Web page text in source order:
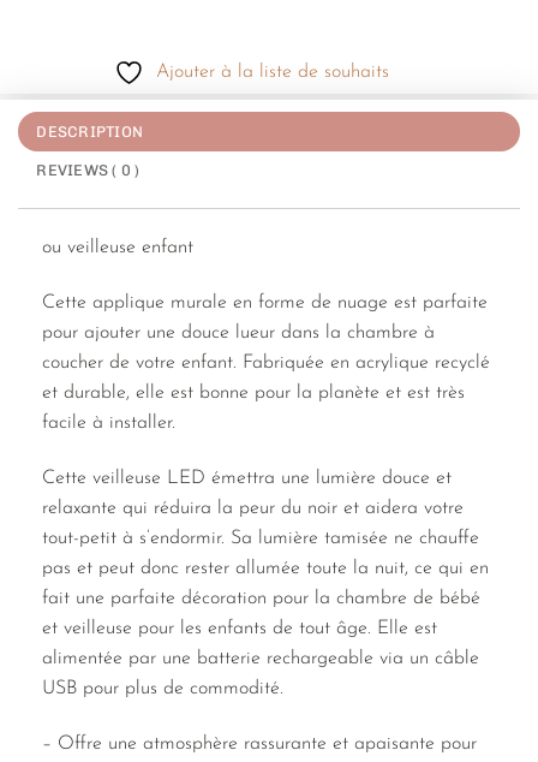
Ajouter à la liste de souhaits
DESCRIPTION
REVIEWS ( 0 )
ou veilleuse enfant
Cette applique murale en forme de nuage est parfaite
pour ajouter une douce lueur dans la chambre à
coucher de votre enfant. Fabriquée en acrylique recyclé
et durable, elle est bonne pour la planète et est très
facile à installer.
Cette veilleuse LED émettra une lumière douce et
relaxante qui réduira la peur du noir et aidera votre
tout-petit à s’endormir. Sa lumière tamisée ne chauffe
pas et peut donc rester allumée toute la nuit, ce qui en
fait une parfaite décoration pour la chambre de bébé
et veilleuse pour les enfants de tout âge. Elle est
alimentée par une batterie rechargeable via un câble
USB pour plus de commodité.
– Offre une atmosphère rassurante et apaisante pour